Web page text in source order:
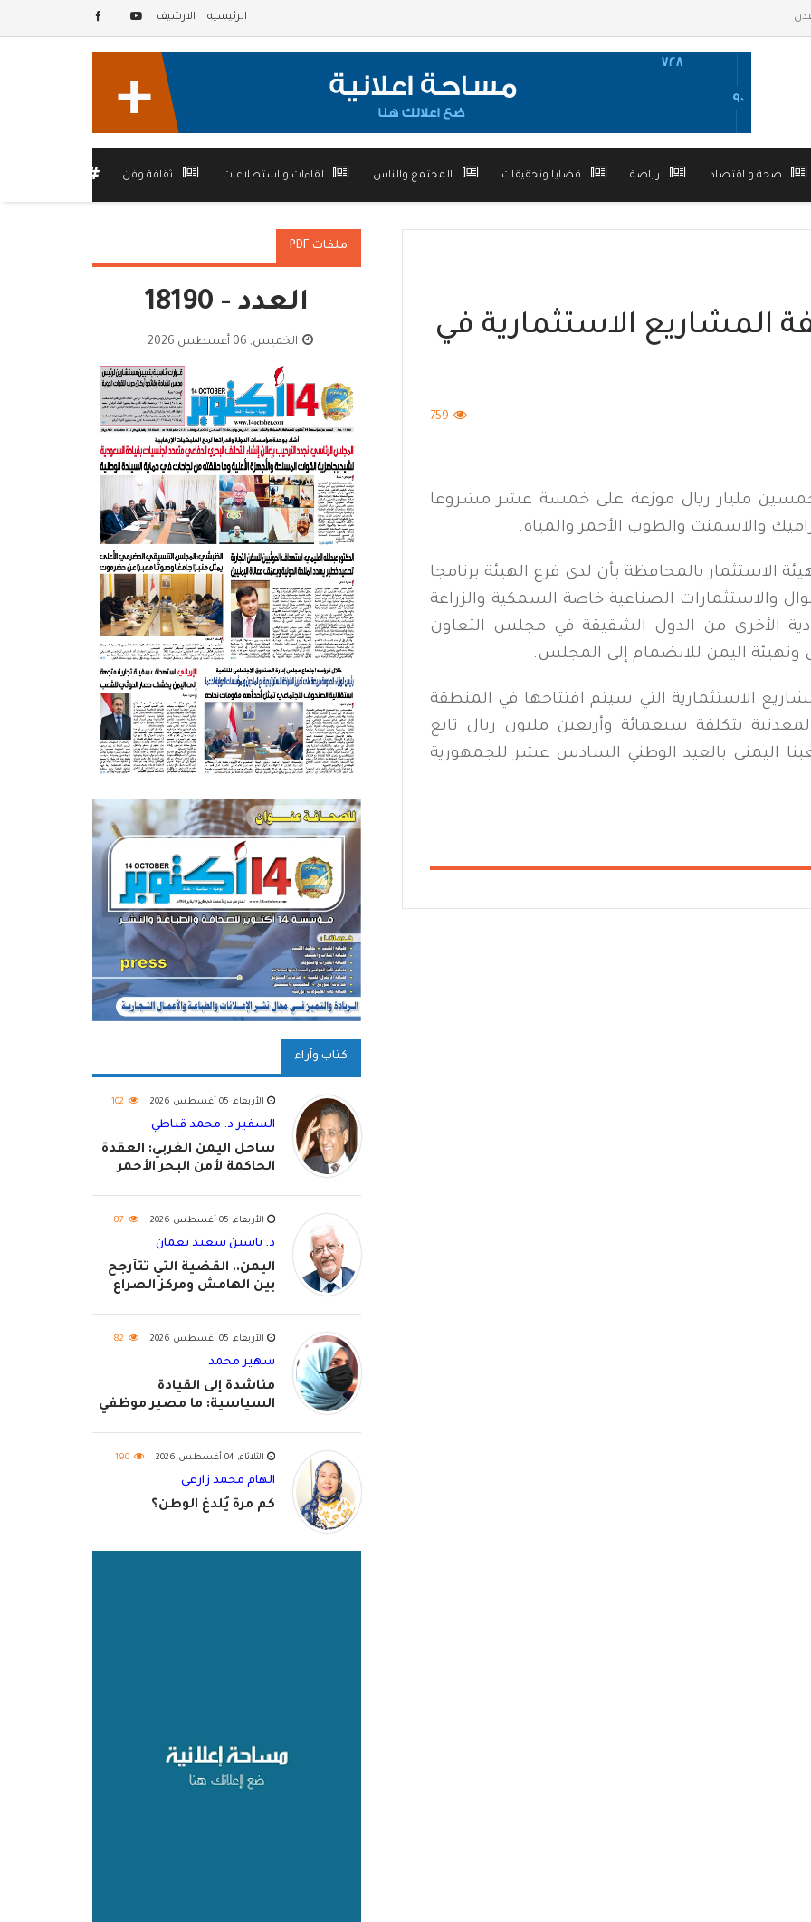
الرئيسيه الارشيف
صحة و اقتصاد رياضة قضايا وتحقيقات المجتمع والناس لقاءات و استطلاعات ثقافة وفن
المشاريع الاستثمارية في
759
مليار ريال موزعة على خمسة عشر مشروعا
والاسمنت والطوب الأحمر والمياه.
الاستثمار بالمحافظة بأن لدى فرع الهيئة برنامجا
والاستثمارات الصناعية خاصة السمكية والزراعة
الأخرى من الدول الشقيقة في مجلس التعاون
وتهيئة اليمن للانضمام إلى المجلس.
الاستثمارية التي سيتم افتتاحها في المنطقة
بتكلفة سبعمائة وأربعين مليون ريال تابع
اليمنى بالعيد الوطني السادس عشر للجمهورية
ملفات PDF
العدد - 18190
الخميس, 06 أغسطس 2026
كتاب وآراء
الأربعاء, 05 أغسطس 2026 102
السفير د. محمد قباطي
ساحل اليمن الغربي: العقدة
الحاكمة لأمن البحر الأحمر
الأربعاء, 05 أغسطس 2026 87
د. ياسين سعيد نعمان
اليمن.. القضية التي تتأرجح
بين الهامش ومركز الصراع
الأربعاء, 05 أغسطس 2026 82
سهير محمد
مناشدة إلى القيادة
السياسية: ما مصير موظفي
الثلاثاء, 04 أغسطس 2026 190
الهام محمد زارعي
كم مرة يُلدغ الوطن؟